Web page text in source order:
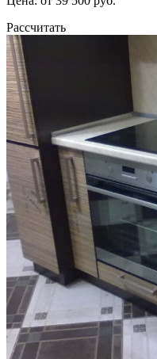
Рассчитать